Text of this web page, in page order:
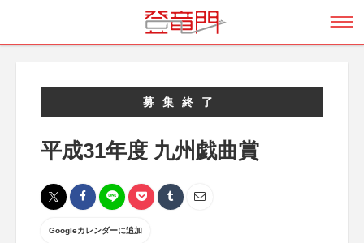
募集終了
平成31年度 九州戯曲賞
Googleカレンダーに追加